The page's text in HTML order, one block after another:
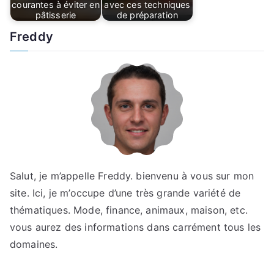
courantes à éviter en
pâtisserie
avec ces techniques
de préparation
Freddy
Salut, je m’appelle Freddy. bienvenu à vous sur mon
site. Ici, je m’occupe d’une très grande variété de
thématiques. Mode, finance, animaux, maison, etc.
vous aurez des informations dans carrément tous les
domaines.